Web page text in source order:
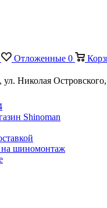
Отложенные 0
ул. Николая
на шиномонтаж